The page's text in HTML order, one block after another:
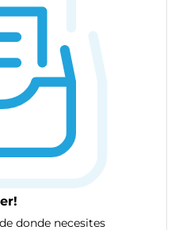
donde necesites